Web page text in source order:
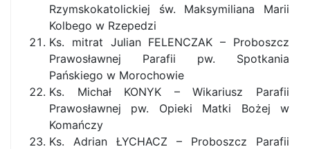
Rzymskokatolickiej św. Maksymiliana Marii
Kolbego w Rzepedzi
Ks. mitrat Julian FELENCZAK – Proboszcz
Prawosławnej Parafii pw. Spotkania
Pańskiego w Morochowie
Ks. Michał KONYK – Wikariusz Parafii
Prawosławnej pw. Opieki Matki Bożej w
Komańczy
Ks. Adrian ŁYCHACZ – Proboszcz Parafii